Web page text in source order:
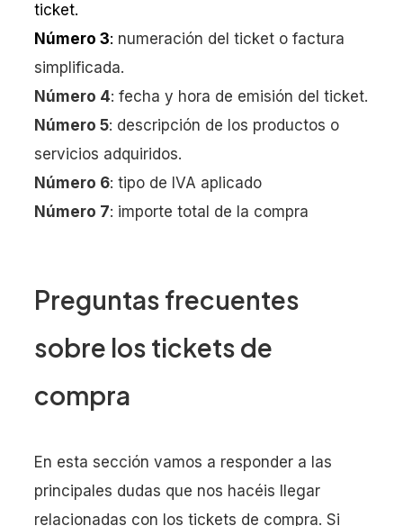
ticket.
Número 3: numeración del ticket o factura
simplificada.
Número 4: fecha y hora de emisión del ticket.
Número 5: descripción de los productos o
servicios adquiridos.
Número 6: tipo de IVA aplicado
Número 7: importe total de la compra
Preguntas frecuentes
sobre los tickets de
compra
En esta sección vamos a responder a las
principales dudas que nos hacéis llegar
relacionadas con los tickets de compra. Si